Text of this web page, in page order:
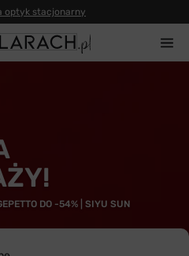
optyk stacjonarny
DO -54% | SIYU SUN